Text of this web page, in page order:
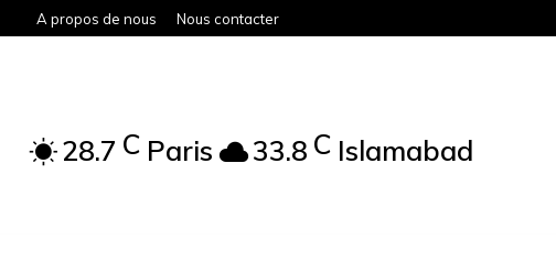
A propos de nous Nous contacter
28.7 C Paris 33.8 C Islamabad